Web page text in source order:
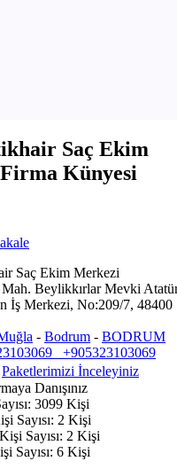
Saç Ekim
Firma Künyesi
Saç Ekim Merkezi
Mah. Beylikkırlar Mevki
İş Merkezi, No:209/7, 48400
- Bodrum - BODRUM
+905323103069
Paketlerimizi İnceleyiniz
Danışınız
3099 Kişi
Sayısı: 2 Kişi
Sayısı: 2 Kişi
Sayısı: 6 Kişi